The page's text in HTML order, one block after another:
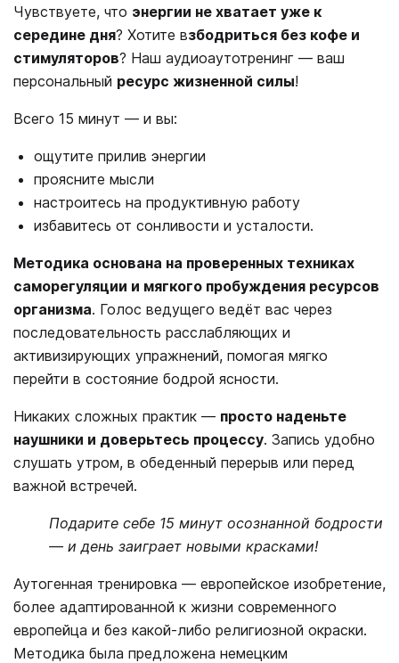
Чувствуете, что энергии не хватает уже к
середине дня? Хотите взбодриться без кофе и
стимуляторов? Наш аудиоаутотренинг — ваш
персональный ресурс жизненной силы!
Всего 15 минут — и вы:
ощутите прилив энергии
проясните мысли
настроитесь на продуктивную работу
избавитесь от сонливости и усталости.
Методика основана на проверенных техниках
саморегуляции и мягкого пробуждения ресурсов
организма. Голос ведущего ведёт вас через
последовательность расслабляющих и
активизирующих упражнений, помогая мягко
перейти в состояние бодрой ясности.
Никаких сложных практик — просто наденьте
наушники и доверьтесь процессу. Запись удобно
слушать утром, в обеденный перерыв или перед
важной встречей.
Подарите себе 15 минут осознанной бодрости
— и день заиграет новыми красками!
Аутогенная тренировка — европейское изобретение,
более адаптированной к жизни современного
европейца и без какой-либо религиозной окраски.
Методика была предложена немецким